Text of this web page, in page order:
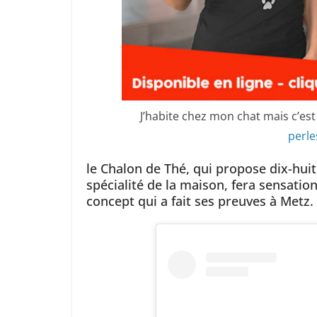
J’habite chez mon chat mais
le Chalon de Thé, qui propose dix-
spécialité de la maison, fera
concept qui a fait ses preuves à Metz.